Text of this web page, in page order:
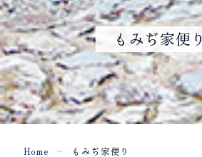
もみぢ家便り
Home もみぢ家便り